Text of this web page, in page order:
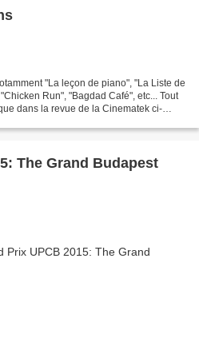
"La leçon de piano", "La Liste de
Run", "Bagdad Café", etc... Tout
dans la revue de la Cinematek ci-
The Grand Budapest